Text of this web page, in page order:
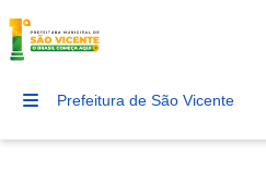
Prefeitura de São Vicente